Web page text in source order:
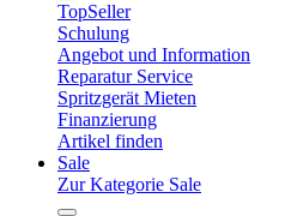
TopSeller
Schulung
Angebot und Information
Reparatur Service
Spritzgerät Mieten
Finanzierung
Artikel finden
Sale
Zur Kategorie Sale